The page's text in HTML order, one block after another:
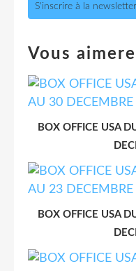
S'inscrire à la newsletter
Vous
BOX OFFICE USA
BOX OFFICE USA